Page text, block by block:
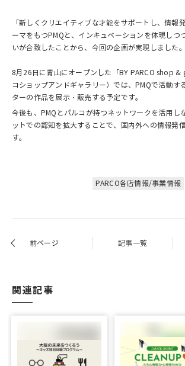
「新しくクリエイティブな才能をサポートし、情報
ーマをもつPMQと、インキュベーションを体現しつ
いが合致したことから、今回の企画が実現しました。
8月26日に青山にオープンした「BY PARCO shop &
コショップアンドギャラリー）では、PMQで活動す
ターの作品を展示・販売する予定です。
今後も、PMQとパルコが持つネットワークを活用し
ットでの認知を拡大することで、国内外への情報発
す。
PARCO各店情報/事業情報
前ページ 記事一覧
関連記事